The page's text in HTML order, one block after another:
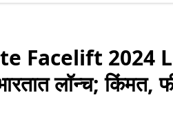
Facelift 2024
लॉन्च; किंमत,